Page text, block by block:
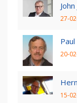
27-
20-
15-